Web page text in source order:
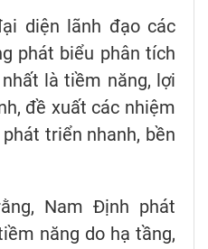
diện lãnh đạo các
phát biểu phân tích
là tiềm năng, lợi
đề xuất các nhiệm
triển nhanh, bền
Nam Định phát
năng do hạ tầng,